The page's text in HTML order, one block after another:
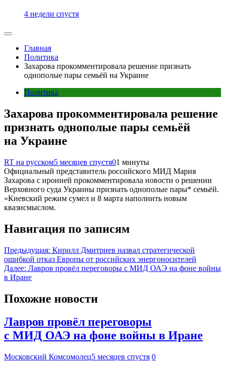
4 недели спустя
Главная
Политика
Захарова прокомментировала решение признать
однополые пары семьёй на Украине
Политика
Захарова прокомментировала решение
признать однополые пары семьёй
на Украине
RT на русском5 месяцев спустя01 минуты
Официальный представитель российского МИД Мария
Захарова с иронией прокомментировала новости о решении
Верховного суда Украины признать однополые пары* семьёй.
«Киевский режим сумел и 8 марта наполнить новым
квазисмыслом.
Навигация по записям
Предыдущая: Кирилл Дмитриев назвал стратегической
ошибкой отказ Европы от российских энергоносителей
Далее: Лавров провёл переговоры с МИД ОАЭ на фоне войны
в Иране
Похожие новости
Лавров провёл переговоры
с МИД ОАЭ на фоне войны в Иране
Московский Комсомолец5 месяцев спустя 0